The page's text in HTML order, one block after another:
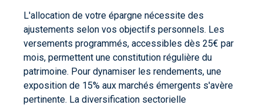
L'allocation de votre épargne nécessite des
ajustements selon vos objectifs personnels. Les
versements programmés, accessibles dès 25€ par
mois, permettent une constitution régulière du
patrimoine. Pour dynamiser les rendements, une
exposition de 15% aux marchés émergents s'avère
pertinente. La diversification sectorielle